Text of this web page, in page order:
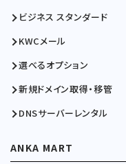
ビジネス スタンダード
KWCメール
選べるオプション
新規ドメイン取得・移管
DNSサーバーレンタル
ANKA MART